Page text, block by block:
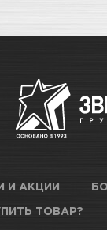
И АКЦИИ
ТОВАР?